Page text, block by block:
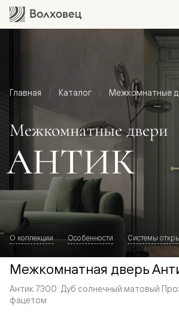
Главная Каталог Межкомнатные
Межкомнатные двери
АНТИК
О коллекции Особенности Системы
Межкомнатная дверь
Антик 7300. Дуб солнечный матовый
фацетом